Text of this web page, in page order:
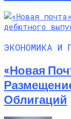
ЭКОНОМИКА И
«Новая
Облигаций